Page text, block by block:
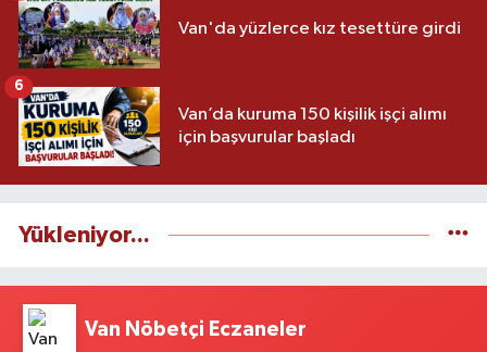
Van'da yüzlerce kız tesettüre girdi
Van’da kuruma 150 kişilik işçi alımı
için başvurular başladı
6
Yükleniyor...
Van Nöbetçi Eczaneler